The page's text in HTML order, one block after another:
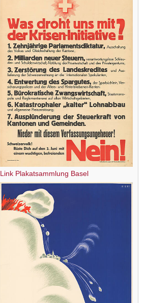
Link Plakatsammlung Basel